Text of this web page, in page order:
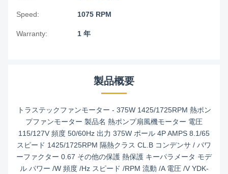
Speed: 1075 RPM
Warranty: 1 年
製品概要
トラステックファンモーター - 375W 1425/1725RPM 熱ポン
プファンモーター 製品名 熱ポンプ扇風機モーター 電圧
115/127V 頻度 50/60Hz 出力 375W ポール 4P AMPS 8.1/65
スピード 1425/1725RPM 隔熱クラス CL.B コンデンサ / パワ
ーファクター 0.67 その他の保護 熱保護 キーパラメータ モデ
ル パワー /W 頻度 /Hz スピード /RPM 流動 /A 電圧 /V YDK-